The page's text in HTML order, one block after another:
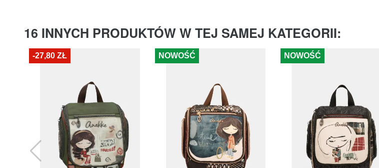
16 INNYCH PRODUKTÓW W TEJ SAMEJ KATEGORII:
-27,80 ZŁ NOWOŚĆ NOWOŚĆ